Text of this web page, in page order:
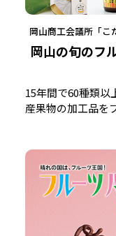
岡山の旬のフ
岡山商工会議所「
15年間で60種類以
産果物の加工品を